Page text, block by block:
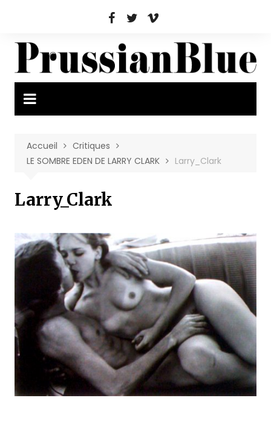
Accueil
Critiques
LE SOMBRE EDEN DE LARRY CLARK
Larry_Clark
Larry_Clark